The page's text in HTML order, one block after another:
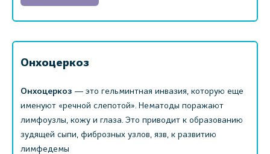
Онхоцеркоз
Онхоцеркоз ― это гельминтная инвазия, которую еще
именуют «речной слепотой». ‎Нематоды поражают
лимфоузлы, кожу и глаза. Это приводит к образованию
зудящей сыпи, фиброзных узлов, язв, к развитию
лимфедемы